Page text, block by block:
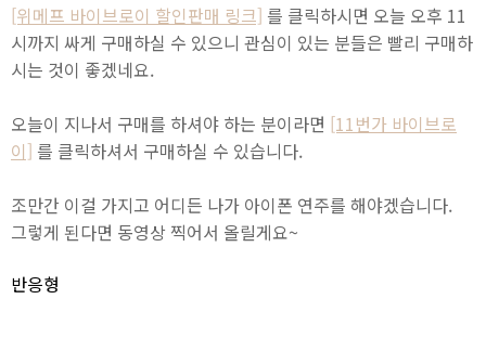
[위메프 바이브로이 할인판매 링크] 를 클릭하시면 오늘 오후 11
시까지 싸게 구매하실 수 있으니 관심이 있는 분들은 빨리 구매하
시는 것이 좋겠네요.
오늘이 지나서 구매를 하셔야 하는 분이라면 [11번가 바이브로
이] 를 클릭하셔서 구매하실 수 있습니다.
조만간 이걸 가지고 어디든 나가 아이폰 연주를 해야겠습니다.
그렇게 된다면 동영상 찍어서 올릴게요~
반응형